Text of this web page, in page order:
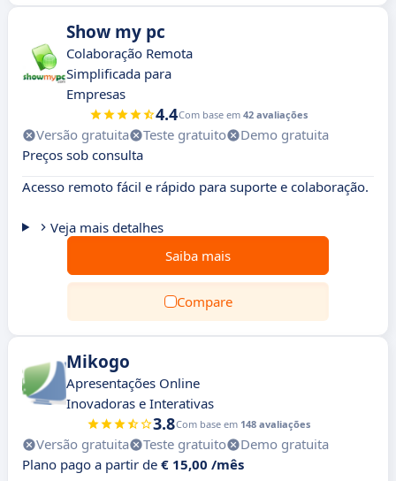
Show my pc
Colaboração Remota
Simplificada para
Empresas
4.4Com base em 42 avaliações
Versão gratuita Teste gratuito
Demo gratuita
Preços sob consulta
Acesso remoto fácil e rápido para suporte e colaboração.
Veja mais detalhes
Saiba mais
Compare
Mikogo
Apresentações Online
Inovadoras e Interativas
3.8Com base em 148 avaliações
Versão gratuita Teste gratuito
Demo gratuita
Plano pago a partir de € 15,00 /mês